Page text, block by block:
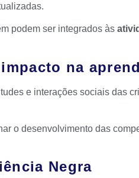
podem ser integrados às
na
e interações sociais das
o desenvolvimento das
Negra